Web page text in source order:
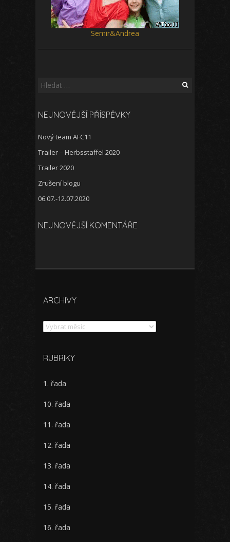
Semir&Andrea
Vyhledávání
NEJNOVĚJŠÍ PŘÍSPĚVKY
Nový team AFC11
Trailer – Herbsstaffel 2020
Trailer 2020
Zrušení blogu
06.07.-12.07.2020
NEJNOVĚJŠÍ KOMENTÁŘE
ARCHIVY
Archivy
RUBRIKY
1. řada
10. řada
11. řada
12. řada
13. řada
14. řada
15. řada
16. řada